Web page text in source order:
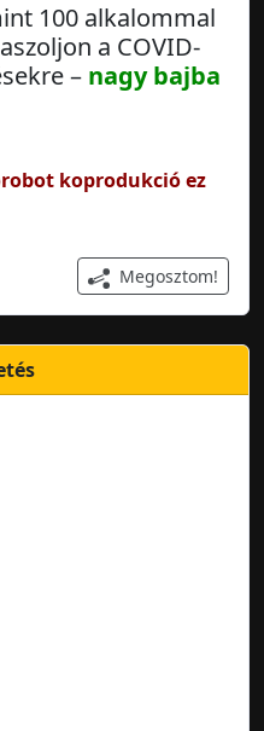
100 alkalommal
a COVID-
– nagy bajba
koprodukció ez
Megosztom!